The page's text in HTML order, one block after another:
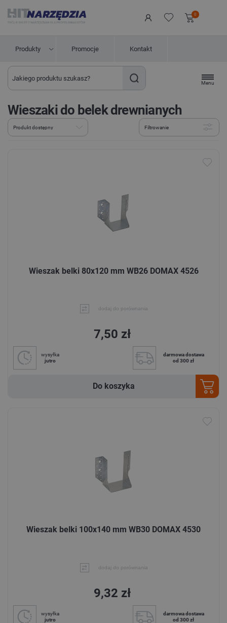
0
Produkty Promocje Kontakt
Menu
Wieszaki do belek drewnianych
Filtrowanie
Wieszak belki 80x120 mm WB26 DOMAX 4526
dodaj do porównania
7,50 zł
wysyłka
jutro
darmowa dostawa
od 300 zł
Do koszyka
Wieszak belki 100x140 mm WB30 DOMAX 4530
dodaj do porównania
9,32 zł
wysyłka
jutro
darmowa dostawa
od 300 zł